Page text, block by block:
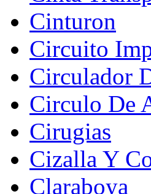
Cinturon
Circuito
Circulador
Circulo De
Cirugias
Cizalla Y
Claraboya